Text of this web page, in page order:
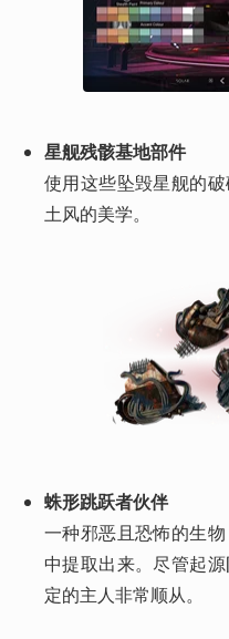
星舰残骸基地部件
使用这些坠毁星舰的
土风的美学。
蛛形跳跃者伙伴
一种邪恶且恐怖的生
中提取出来。尽管起
定的主人非常顺从。